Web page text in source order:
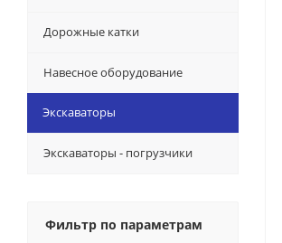
Дорожные катки
Навесное оборудование
Экскаваторы
Экскаваторы - погрузчики
Фильтр по параметрам